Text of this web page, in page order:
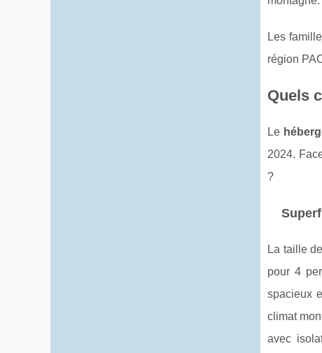
Les
région
Quels
Le
2024.
?
La taille
pour 4
spacieux
climat
avec